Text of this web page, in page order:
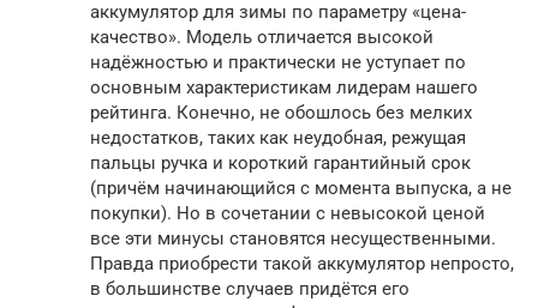
аккумулятор для зимы по параметру «цена-
качество». Модель отличается высокой
надёжностью и практически не уступает по
основным характеристикам лидерам нашего
рейтинга. Конечно, не обошлось без мелких
недостатков, таких как неудобная, режущая
пальцы ручка и короткий гарантийный срок
(причём начинающийся с момента выпуска, а не
покупки). Но в сочетании с невысокой ценой
все эти минусы становятся несущественными.
Правда приобрести такой аккумулятор непросто,
в большинстве случаев придётся его